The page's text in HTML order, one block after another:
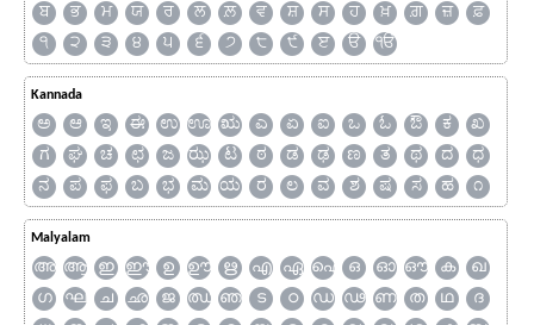
ਬ
ਭ ਮ ਯ ਰ ਲ ਲ਼ ਵ ਸ਼ ਸ ਹ ਖ਼ ਗ਼ ਜ਼
ਫ਼
੧
੨ ੩ ੪ ੫ ੬ ੭ ੮ ੯ ੲ ੳ ੴ
Kannada
ಅ ಆ ಇ ಈ ಉ ಊ ಋ ಎ ಏ ಐ ಒ ಓ ಔ ಕ
ಖ
ಗ
ಘ ಚ ಛ ಜ ಝ ಟ ಠ ಡ ಢ ಣ ತ ಥ ದ
ಧ
ನ
ಪ ಫ ಬ ಭ ಮ ಯ ರ ಲ ವ ಶ ಷ ಸ ಹ ೧
Malyalam
അ ആ ഇ ഈ ഉ ഊ ഋ എ ഏ ഐ ഒ ഓ ഔ ക
ഖ
ഗ
ഘ ച ഛ ജ ഝ ഞ ട ഠ ഡ ഢ ണ ത ഥ
ദ